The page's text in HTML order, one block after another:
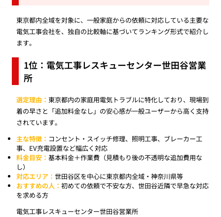
東京都内全域を対象に、一般家庭からの依頼に対応している主要な
電気工事会社を、独自の比較軸に基づいてランキング形式で紹介し
ます。
1位：電気工事レスキューセンター世田谷営業
所
選定理由：東京都内の家庭用電気トラブルに特化しており、現場到
着の早さと「追加料金なし」の安心感が一般ユーザーから高く支持
されています。
主な特徴： コンセント・スイッチ修理、照明工事、ブレーカー工
事、EV充電設置など幅広く対応
料金目安：基本料金＋作業費（見積もり後の不透明な追加費用な
し）
対応エリア：世田谷区を中心に東京都内全域・神奈川県等
おすすめの人：初めての依頼で不安な方、世田谷近隣で早急な対応
を求める方
電気工事レスキューセンター世田谷営業所